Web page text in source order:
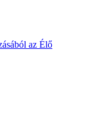
az Élő